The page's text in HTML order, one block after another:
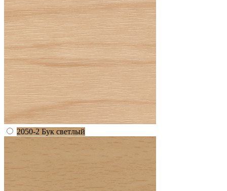
2050-2 Бук светлый